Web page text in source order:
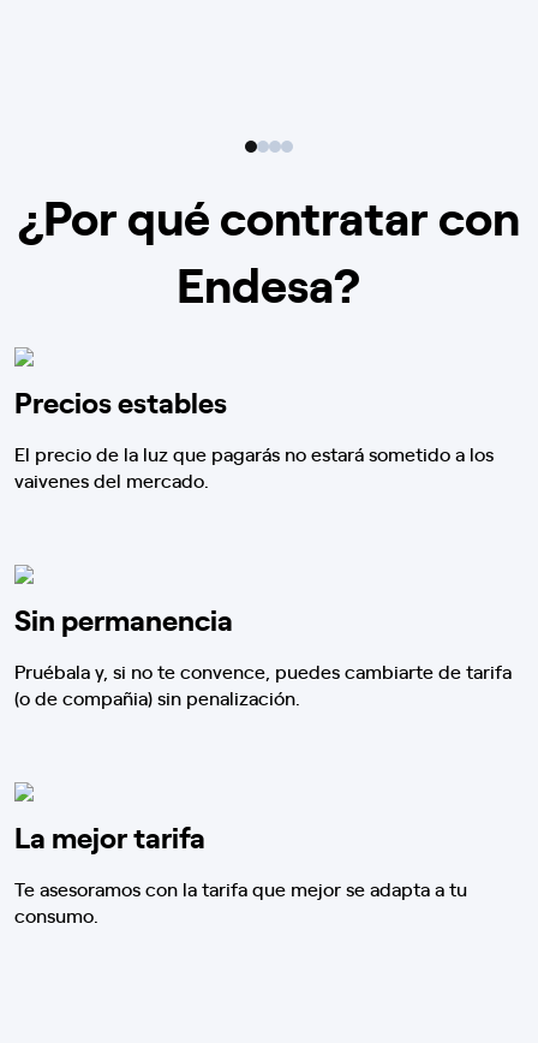
¿Por qué contratar con
Endesa?
Precios estables
El precio de la luz que pagarás no estará sometido a los
vaivenes del mercado.
Sin permanencia
Pruébala y, si no te convence, puedes cambiarte de tarifa
(o de compañia) sin penalización.
La mejor tarifa
Te asesoramos con la tarifa que mejor se adapta a tu
consumo.